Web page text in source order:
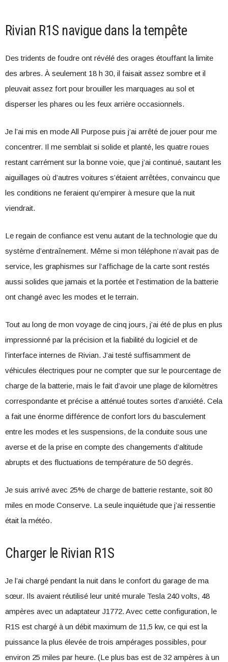
Rivian R1S navigue dans la tempête
Des tridents de foudre ont révélé des orages étouffant la limite
des arbres. À seulement 18 h 30, il faisait assez sombre et il
pleuvait assez fort pour brouiller les marquages au sol et
disperser les phares ou les feux arrière occasionnels.
Je l’ai mis en mode All Purpose puis j’ai arrêté de jouer pour me
concentrer. Il me semblait si solide et planté, les quatre roues
restant carrément sur la bonne voie, que j’ai continué, sautant les
aiguillages où d’autres voitures s’étaient arrêtées, convaincu que
les conditions ne feraient qu’empirer à mesure que la nuit
viendrait.
Le regain de confiance est venu autant de la technologie que du
système d’entraînement. Même si mon téléphone n’avait pas de
service, les graphismes sur l’affichage de la carte sont restés
aussi solides que jamais et la portée et l’estimation de la batterie
ont changé avec les modes et le terrain.
Tout au long de mon voyage de cinq jours, j’ai été de plus en plus
impressionné par la précision et la fiabilité du logiciel et de
l’interface internes de Rivian. J’ai testé suffisamment de
véhicules électriques pour ne compter que sur le pourcentage de
charge de la batterie, mais le fait d’avoir une plage de kilomètres
correspondante et précise a atténué toutes sortes d’anxiété. Cela
a fait une énorme différence de confort lors du basculement
entre les modes et les suspensions, de la conduite sous une
averse et de la prise en compte des changements d’altitude
abrupts et des fluctuations de température de 50 degrés.
Je suis arrivé avec 25% de charge de batterie restante, soit 80
miles en mode Conserve. La seule inquiétude que j’ai ressentie
était la météo.
Charger le Rivian R1S
Je l’ai chargé pendant la nuit dans le confort du garage de ma
sœur. Ils avaient réutilisé leur unité murale Tesla 240 volts, 48
ampères avec un adaptateur J1772. Avec cette configuration, le
R1S est chargé à un débit maximum de 11,5 kw, ce qui est la
puissance la plus élevée de trois ampérages possibles, pour
environ 25 miles par heure. (Le plus bas est de 32 ampères à un